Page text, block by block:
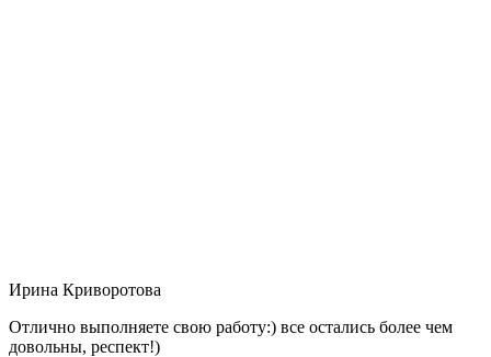
Ирина Криворотова
Отлично выполняете свою работу:) все остались более чем
довольны, респект!)